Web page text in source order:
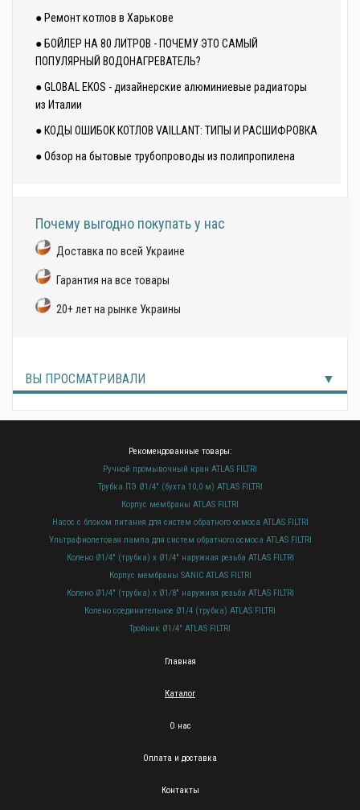
● Ремонт котлов в Харькове
● БОЙЛЕР НА 80 ЛИТРОВ - ПОЧЕМУ ЭТО САМЫЙ
ПОПУЛЯРНЫЙ ВОДОНАГРЕВАТЕЛЬ?
● GLOBAL EKOS - дизайнерские алюминиевые радиаторы
из Италии
● КОДЫ ОШИБОК КОТЛОВ VAILLANT: ТИПЫ И РАСШИФРОВКА
● Обзор на бытовые трубопроводы из полипропилена
Почему выгодно покупать у нас
Доставка по всей Украине
Гарантия на все товары
20+ лет на рынке Украины
ВЫ ПРОСМАТРИВАЛИ
Рекомендованные товары:
Ручной промывочный кран ATLAS FILTRI
Трубка ПЭ Ø1/4" (бухта 10,0 м) ATLAS FILTRI
Корпус мембраны ATLAS FILTRI
Насос с блоком питания для систем обратного осмоса ATLAS FILTRI
Ультрафиолетовая лампа для систем обратного осмоса ATLAS FILTRI
Колено Ø1/4" (трубка) х Ø1/4" наружная резьба ATLAS FILTRI
Корпус мембраны SANIC ATLAS FILTRI
Колено Ø1/4" (трубка) х Ø1/8" наружная резьба ATLAS FILTRI
Колено соединительное Ø1/4 (трубка) ATLAS FILTRI
Тройник Ø1/4" ATLAS FILTRI
Главная
Каталог
О нас
Оплата и доставка
Контакты